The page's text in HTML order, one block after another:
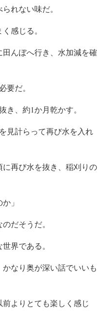
れない味だ。
感じる。
んぼへ行き、水加減を確
要だ。
き、約1か月乾かす。
見計らって再び水を入れ
再び水を抜き、稲刈りの
」
だそうだ。
界である。
なり奥が深い話でいいも
よりとても楽しく感じ